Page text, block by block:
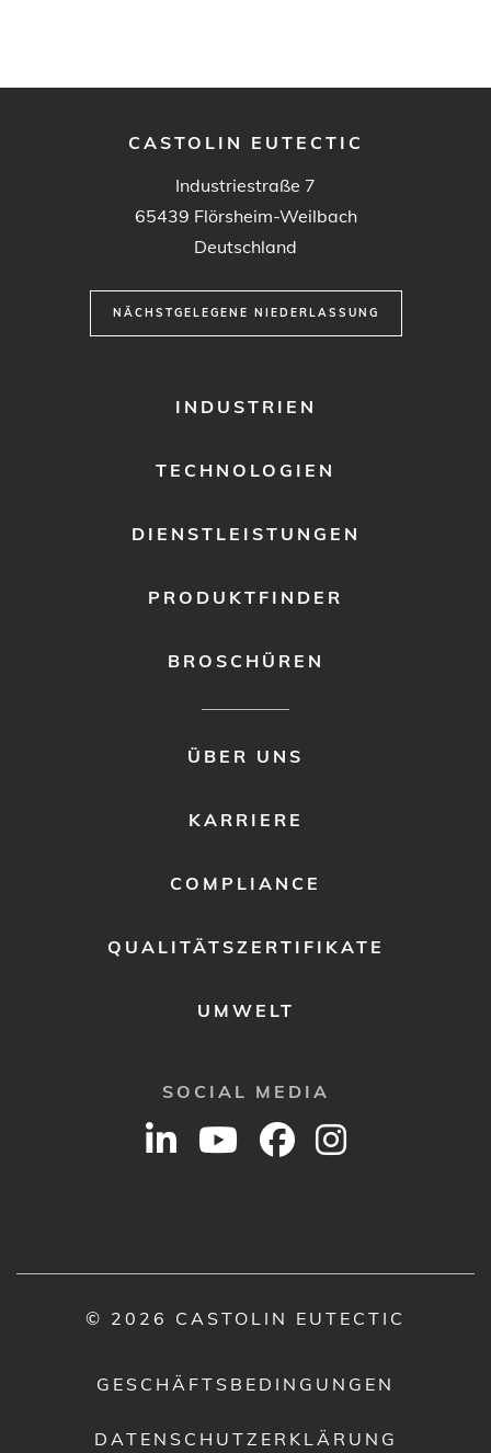
CASTOLIN EUTECTIC
Industriestraße 7
65439 Flörsheim-Weilbach
Deutschland
NÄCHSTGELEGENE NIEDERLASSUNG
INDUSTRIEN
TECHNOLOGIEN
DIENSTLEISTUNGEN
PRODUKTFINDER
BROSCHÜREN
ÜBER UNS
KARRIERE
COMPLIANCE
QUALITÄTSZERTIFIKATE
UMWELT
SOCIAL MEDIA
© 2026 CASTOLIN EUTECTIC
GESCHÄFTSBEDINGUNGEN
DATENSCHUTZERKLÄRUNG